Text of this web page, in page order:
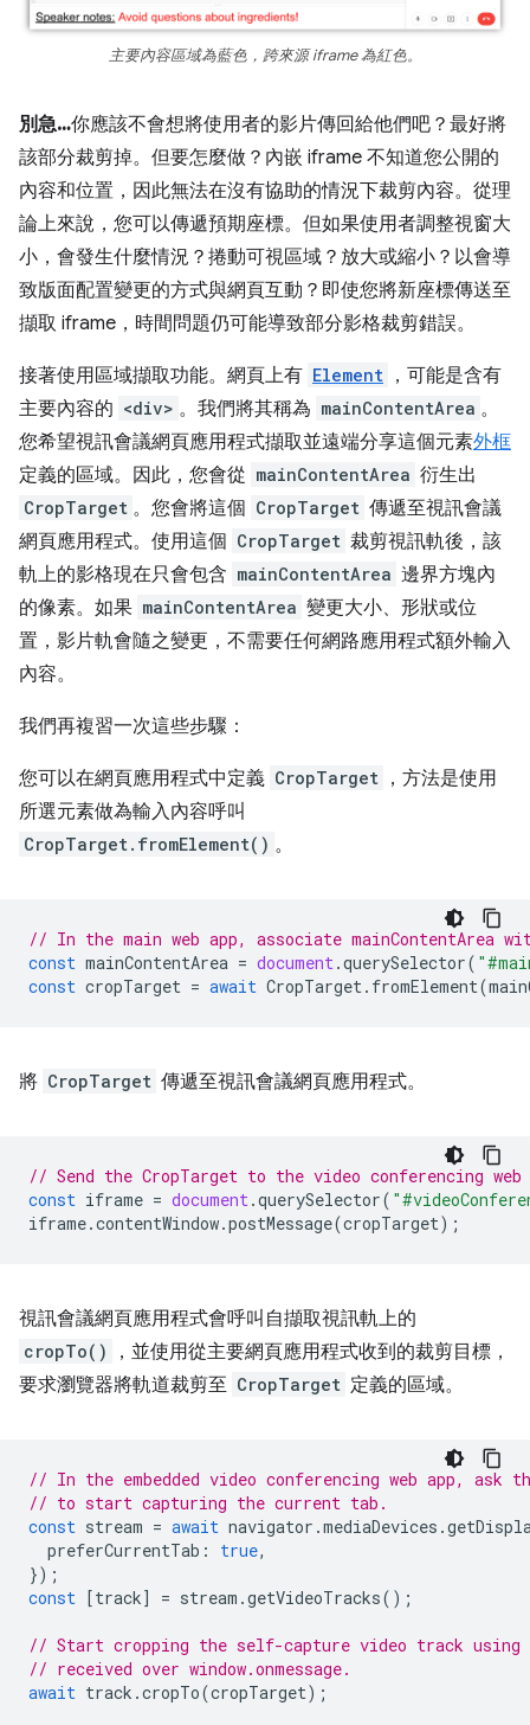
主要內容區域為藍色，跨來源 iframe 為紅色。
別急…你應該不會想將使用者的影片傳回給他們吧？最好將
該部分裁剪掉。但要怎麼做？內嵌 iframe 不知道您公開的
內容和位置，因此無法在沒有協助的情況下裁剪內容。從理
論上來說，您可以傳遞預期座標。但如果使用者調整視窗大
小，會發生什麼情況？捲動可視區域？放大或縮小？以會導
致版面配置變更的方式與網頁互動？即使您將新座標傳送至
擷取 iframe，時間問題仍可能導致部分影格裁剪錯誤。
接著使用區域擷取功能。網頁上有 Element
，可能是含有
主要內容的 <div> 。我們將其稱為 mainContentArea 。
您希望視訊會議網頁應用程式擷取並遠端分享這個元素外框
定義的區域。因此，您會從 mainContentArea 衍生出
CropTarget 。您會將這個 CropTarget 傳遞至視訊會議
網頁應用程式。使用這個 CropTarget 裁剪視訊軌後，該
軌上的影格現在只會包含 mainContentArea 邊界方塊內
的像素。如果 mainContentArea 變更大小、形狀或位
置，影片軌會隨之變更，不需要任何網路應用程式額外輸入
內容。
我們再複習一次這些步驟：
您可以在網頁應用程式中定義 CropTarget
，方法是使用
所選元素做為輸入內容呼叫
CropTarget.fromElement() 。
// In the main web app, associate mainContentArea
const mainContentArea = document .querySelector(
const cropTarget = await CropTarget . fromElement(
將 CropTarget 傳遞至視訊會議網頁應用程式。
// Send the CropTarget to the video conferencing web
const iframe = document .querySelector(
iframe.contentWindow.postMessage(cropTarget);
視訊會議網頁應用程式會呼叫自擷取視訊軌上的
cropTo()
，並使用從主要網頁應用程式收到的裁剪目標，
要求瀏覽器將軌道裁剪至 CropTarget 定義的區域。
// In the embedded video conferencing web app, ask
// to start capturing the current tab.
const stream = await navigator .mediaDevices .
preferCurrentTab : true,
});
const [track] = stream .getVideoTracks();
// Start cropping the self-capture video track using
// received over window.onmessage.
await track .cropTo(cropTarget);